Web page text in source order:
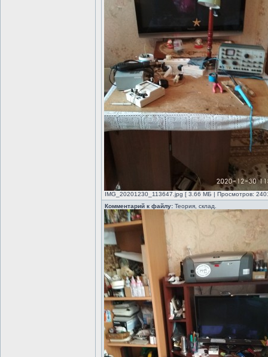
IMG_20201230_113647.jpg [ 3.66 МБ | Просмотров:
Комментарий к файлу: Теория, склад.